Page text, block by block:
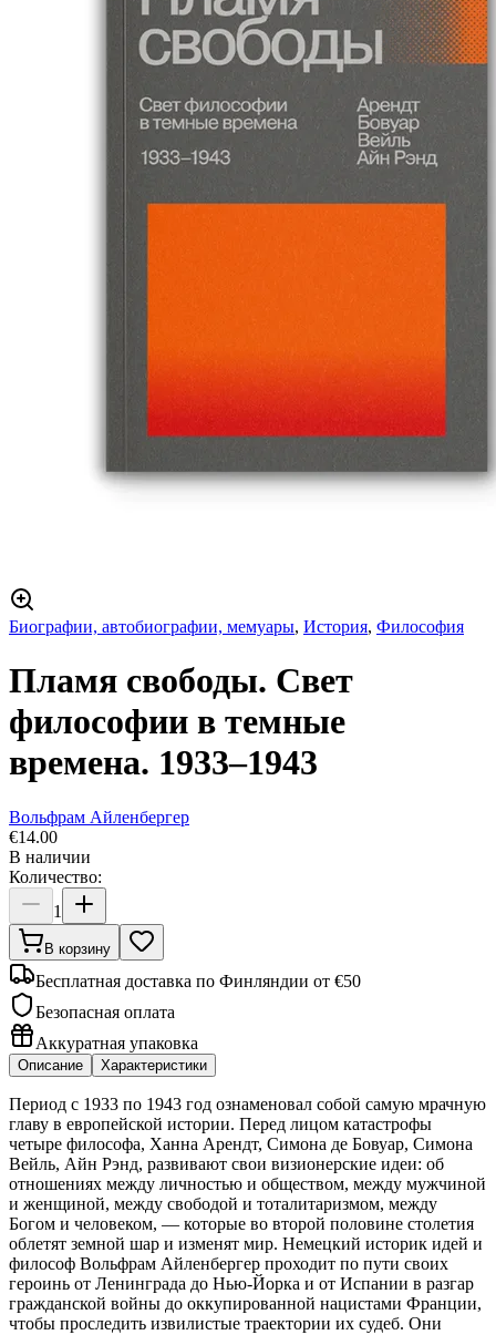
Биографии, автобиографии, мемуары, История, Философия
Пламя свободы. Свет
философии в темные
времена. 1933–1943
Вольфрам Айленбергер
€14.00
В наличии
Количество:
1
В корзину
Бесплатная доставка по Финляндии от €50
Безопасная оплата
Аккуратная упаковка
Описание Характеристики
Период с 1933 по 1943 год ознаменовал собой самую мрачную
главу в европейской истории. Перед лицом катастрофы
четыре философа, Ханна Арендт, Симона де Бовуар, Симона
Вейль, Айн Рэнд, развивают свои визионерские идеи: об
отношениях между личностью и обществом, между мужчиной
и женщиной, между свободой и тоталитаризмом, между
Богом и человеком, — которые во второй половине столетия
облетят земной шар и изменят мир. Немецкий историк идей и
философ Вольфрам Айленбергер проходит по пути своих
героинь от Ленинграда до Нью-Йорка и от Испании в разгар
гражданской войны до оккупированной нацистами Франции,
чтобы проследить извилистые траектории их судеб. Они